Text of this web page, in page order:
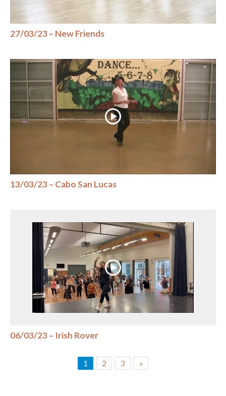
27/03/23 – New Friends
13/03/23 – Cabo San Lucas
06/03/23 – Irish Rover
1 2 3 »